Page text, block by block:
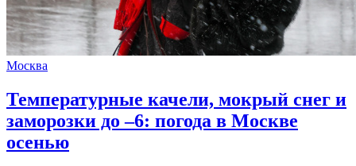
Москва
Температурные качели, мокрый снег и
заморозки до –6: погода в Москве
осенью